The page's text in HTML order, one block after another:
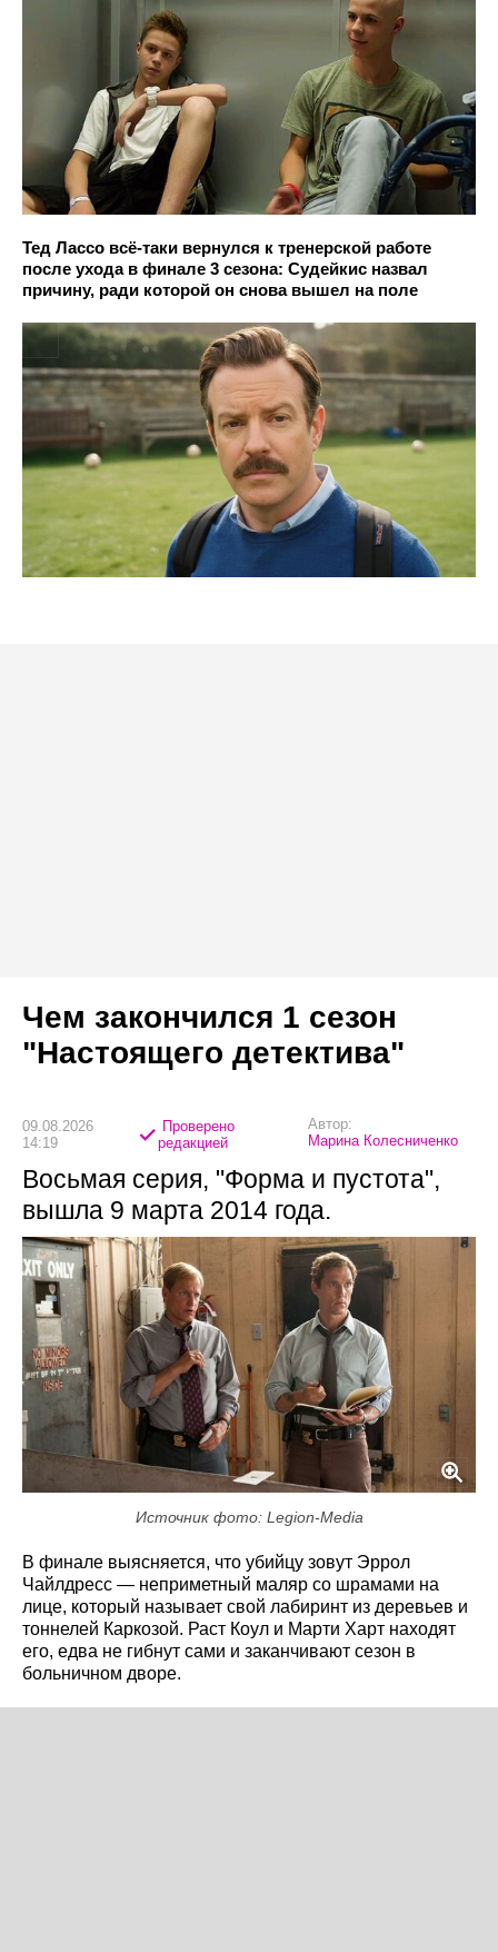
Тед Лассо всё-таки вернулся к тренерской работе
после ухода в финале 3 сезона: Судейкис назвал
причину, ради которой он снова вышел на поле
Чем закончился 1 сезон
"Настоящего детектива"
09.08.2026
14:19
Проверено
редакцией
Автор:
Марина Колесниченко
Восьмая серия, "Форма и пустота",
вышла 9 марта 2014 года.
Источник фото: Legion-Media
В финале выясняется, что убийцу зовут Эррол
Чайлдресс — неприметный маляр со шрамами на
лице, который называет свой лабиринт из деревьев и
тоннелей Каркозой. Раст Коул и Марти Харт находят
его, едва не гибнут сами и заканчивают сезон в
больничном дворе.